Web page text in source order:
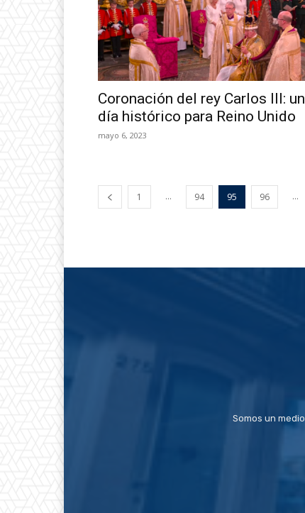
Coronación del rey Carlos III: un
día histórico para Reino Unido
mayo 6, 2023
1 ... 94 95 96 ...
Somos un